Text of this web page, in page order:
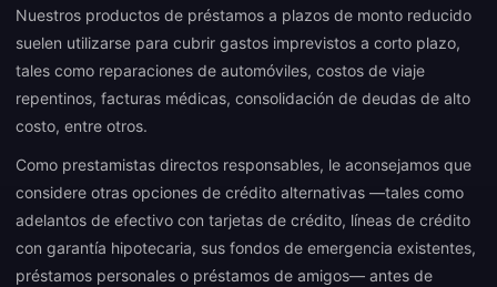
Nuestros productos de préstamos a plazos de monto reducido
suelen utilizarse para cubrir gastos imprevistos a corto plazo,
tales como reparaciones de automóviles, costos de viaje
repentinos, facturas médicas, consolidación de deudas de alto
costo, entre otros.
Como prestamistas directos responsables, le aconsejamos que
considere otras opciones de crédito alternativas —tales como
adelantos de efectivo con tarjetas de crédito, líneas de crédito
con garantía hipotecaria, sus fondos de emergencia existentes,
préstamos personales o préstamos de amigos— antes de